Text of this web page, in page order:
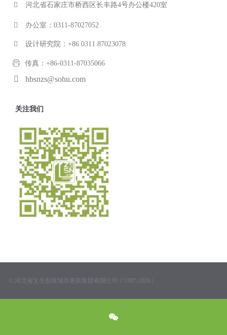
河北省石家庄市桥西区长丰路4号办公楼420室
办公室：0311-87027052
设计研究院：+86 0311 87023078
传真：+86-0311-87035066
hbsnzs@sohu.com
关注我们
© 河北省文生创展城市更新集团有限公司 ©1987-2026 |